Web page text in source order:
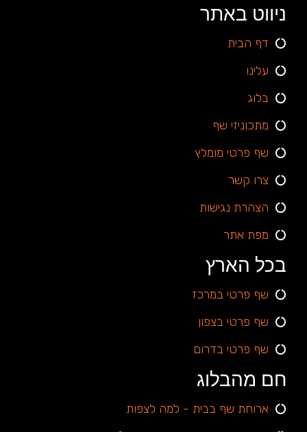
ניווט באתר
דף הבית
עלינו
בלוג
מתכוניזי שף
שף פרטי מומלץ
צרו קשר
הצהרת נגישות
מפת אתר
בכל הארץ
שף פרטי במרכז
שף פרטי בצפון
שף פרטי בדרום
חם מהבלוג
ארוחת שף בבית - למה לצפות